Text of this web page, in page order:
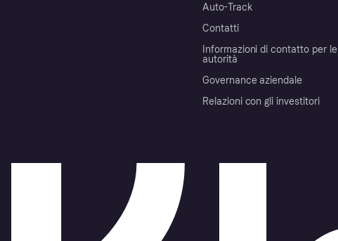
Auto-Track
Contatti
Informazioni di contatto per le
autorità
Governance aziendale
Relazioni con gli investitori